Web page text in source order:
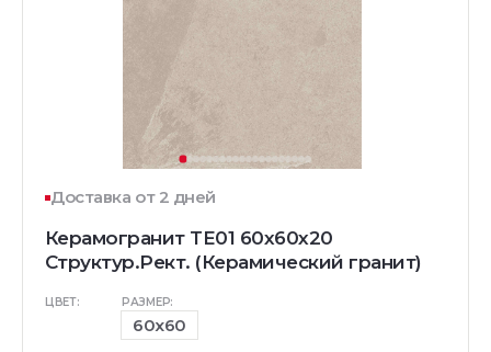
Доставка от 2 дней
Керамогранит TE01 60x60x20
Структур.Рект. (Керамический гранит)
ЦВЕТ: РАЗМЕР:
60x60